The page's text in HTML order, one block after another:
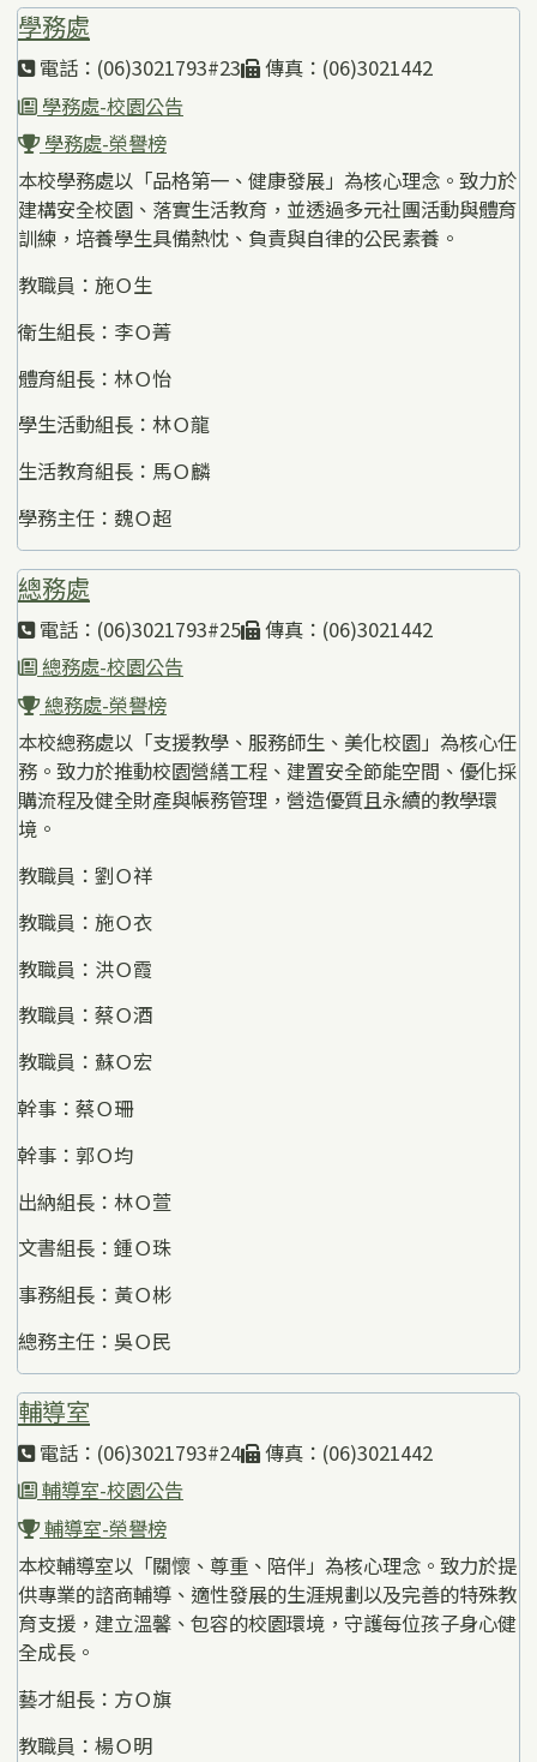
學務處
電話：(06)3021793#23
傳真：(06)3021442
學務處-校園公告
學務處-榮譽榜
本校學務處以「品格第一、健康發展」為核心理念。致力於
建構安全校園、落實生活教育，並透過多元社團活動與體育
訓練，培養學生具備熱忱、負責與自律的公民素養。
教職員：施Ｏ生
衛生組長：李Ｏ菁
體育組長：林Ｏ怡
學生活動組長：林Ｏ龍
生活教育組長：馬Ｏ麟
學務主任：魏Ｏ超
總務處
電話：(06)3021793#25
傳真：(06)3021442
總務處-校園公告
總務處-榮譽榜
本校總務處以「支援教學、服務師生、美化校園」為核心任
務。致力於推動校園營繕工程、建置安全節能空間、優化採
購流程及健全財產與帳務管理，營造優質且永續的教學環
境。
教職員：劉Ｏ祥
教職員：施Ｏ衣
教職員：洪Ｏ霞
教職員：蔡Ｏ酒
教職員：蘇Ｏ宏
幹事：蔡Ｏ珊
幹事：郭Ｏ均
出納組長：林Ｏ萱
文書組長：鍾Ｏ珠
事務組長：黃Ｏ彬
總務主任：吳Ｏ民
輔導室
電話：(06)3021793#24
傳真：(06)3021442
輔導室-校園公告
輔導室-榮譽榜
本校輔導室以「關懷、尊重、陪伴」為核心理念。致力於提
供專業的諮商輔導、適性發展的生涯規劃以及完善的特殊教
育支援，建立溫馨、包容的校園環境，守護每位孩子身心健
全成長。
藝才組長：方Ｏ旗
教職員：楊Ｏ明